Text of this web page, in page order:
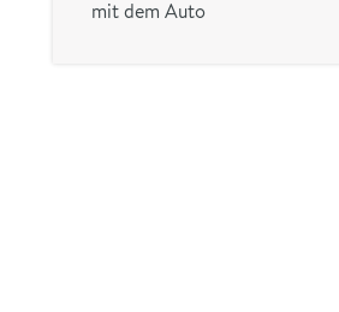
mit dem Auto